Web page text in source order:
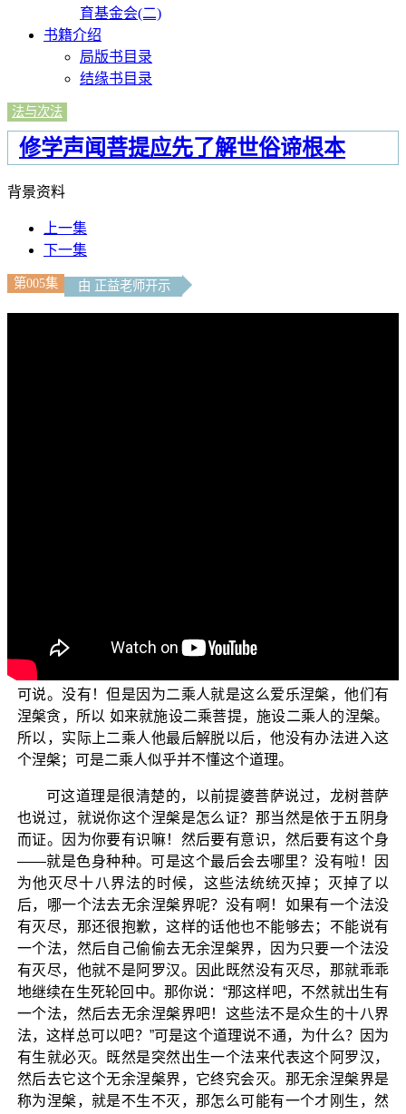
育基金会(二)
书籍介绍
局版书目录
结缘书目录
法与次法
修学声闻菩提应先了解世俗谛根本
背景资料
上一集
下一集
第005集 由 正益老师开示
为的条件其实就是解脱生死的痛苦。因此实际上，离开了
世间并没有真正的一个涅槃的、一个实体性的一个实体界
可说。没有！但是因为二乘人就是这么爱乐涅槃，他们有
涅槃贪，所以 如来就施设二乘菩提，施设二乘人的涅槃。
所以，实际上二乘人他最后解脱以后，他没有办法进入这
个涅槃；可是二乘人似乎并不懂这个道理。
可这道理是很清楚的，以前提婆菩萨说过，龙树菩萨
也说过，就说你这个涅槃是怎么证？那当然是依于五阴身
而证。因为你要有识嘛！然后要有意识，然后要有这个身
——就是色身种种。可是这个最后会去哪里？没有啦！因
为他灭尽十八界法的时候，这些法统统灭掉；灭掉了以
后，哪一个法去无余涅槃界呢？没有啊！如果有一个法没
有灭尽，那还很抱歉，这样的话他也不能够去；不能说有
一个法，然后自己偷偷去无余涅槃界，因为只要一个法没
有灭尽，他就不是阿罗汉。因此既然没有灭尽，那就乖乖
地继续在生死轮回中。那你说：“那这样吧，不然就出生有
一个法，然后去无余涅槃界吧！这些法不是众生的十八界
法，这样总可以吧？”可是这个道理说不通，为什么？因为
有生就必灭。既然是突然出生一个法来代表这个阿罗汉，
然后去它这个无余涅槃界，它终究会灭。那无余涅槃界是
称为涅槃，就是不生不灭，那怎么可能有一个才刚生，然